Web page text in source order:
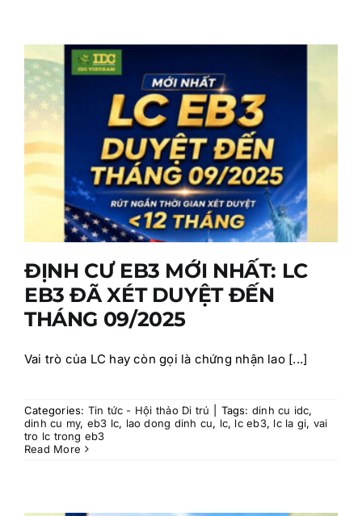
ĐỊNH CƯ EB3 MỚI NHẤT: LC
EB3 ĐÃ XÉT DUYỆT ĐẾN
THÁNG 09/2025
Vai trò của LC hay còn gọi là chứng nhận lao [...]
Categories: Tin tức - Hội thảo Di trú Tags: dinh cu idc,
dinh cu my, eb3 lc, lao dong dinh cu, lc, lc eb3, lc la gi, vai
tro lc trong eb3
Read More